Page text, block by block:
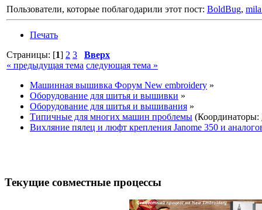
Пользователи, которые поблагодарили этот пост: BoldBug,
Печать
Страницы: [1] 2 3
Вверх
« предыдущая тема следующая тема »
Машинная вышивка Форум New embroidery »
Оборудование для шитья и вышивки »
Оборудование для шитья и вышивания »
Типичные для многих машин проблемы (Координаторы:
Вихляние пялец и люфт крепления Janome 350 и
Текущие совместные процессы